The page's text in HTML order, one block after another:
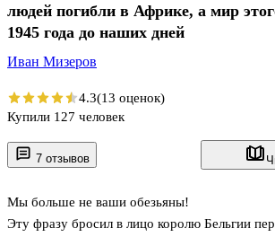
7 отзывов
Мы больше не ваши обезьяны!
Эту фразу бросил в лицо королю Бельгии
людей погибли в Африке, а мир
1945 года до наших дней
Иван Мизеров
4.3(13 оценок)
Купили 127 человек